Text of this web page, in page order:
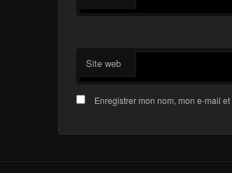
Site web
Enregistrer mon nom, mon e-mail